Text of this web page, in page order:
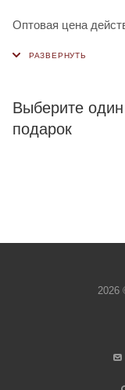
Оптовая цена
Выберите
подарок
2026